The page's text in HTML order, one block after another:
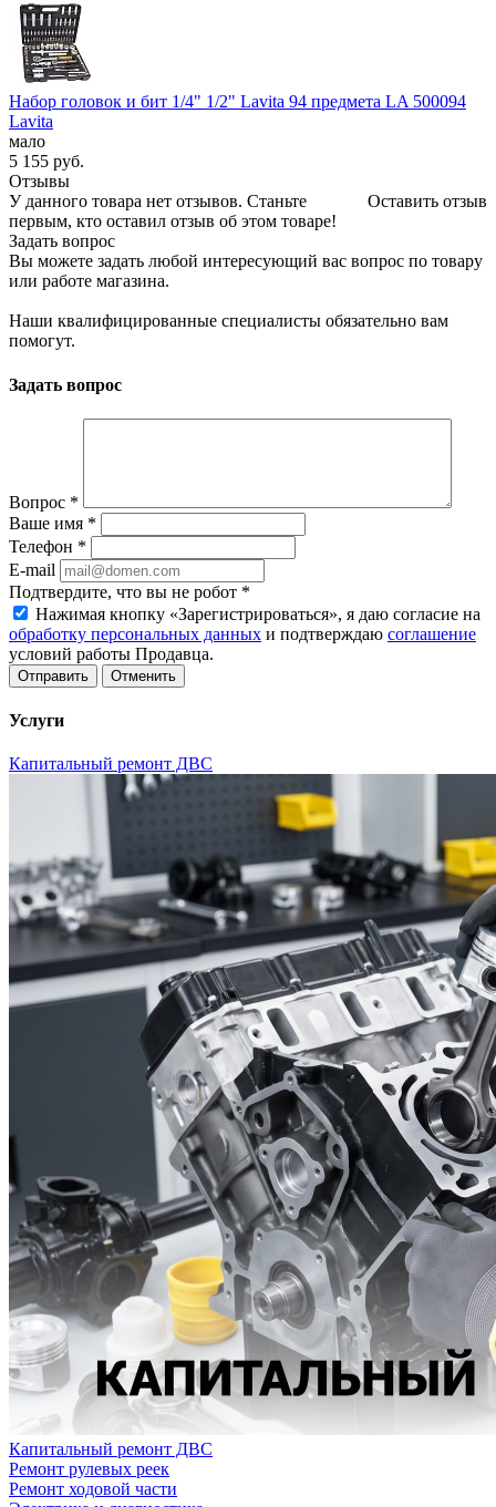
Набор головок и бит 1/4" 1/2" Lavita 94 предмета LA 500094
Lavita
мало
5 155 руб.
Отзывы
Оставить отзыв
У данного товара нет отзывов. Станьте
первым, кто оставил отзыв об этом товаре!
Задать вопрос
Вы можете задать любой интересующий вас вопрос по товару
или работе магазина.
Наши квалифицированные специалисты обязательно вам
помогут.
Задать вопрос
Вопрос *
Ваше имя *
Телефон *
E-mail
Подтвердите, что вы не робот *
Нажимая кнопку «Зарегистрироваться», я даю согласие на
обработку персональных данных и подтверждаю соглашение
условий работы Продавца.
Отменить
Услуги
Капитальный ремонт ДВС
Капитальный ремонт ДВС
Ремонт рулевых реек
Ремонт ходовой части